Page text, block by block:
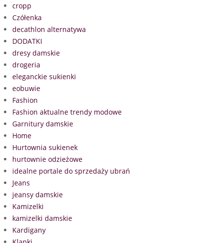
cropp
Czółenka
decathlon alternatywa
DODATKI
dresy damskie
drogeria
eleganckie sukienki
eobuwie
Fashion
Fashion aktualne trendy modowe
Garnitury damskie
Home
Hurtownia sukienek
hurtownie odzieżowe
idealne portale do sprzedaży ubrań
Jeans
jeansy damskie
Kamizelki
kamizelki damskie
Kardigany